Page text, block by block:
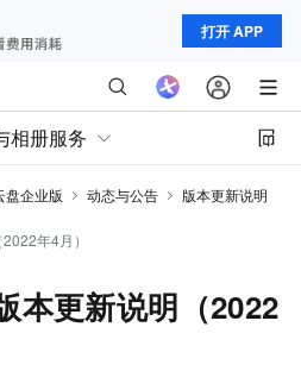
打开 APP
相册服务
盘企业版 动态与公告
版本更新说明
年4月）
本更新说明（2022